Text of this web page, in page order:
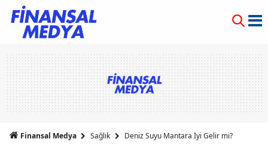
Finansal Medya Sağlık Deniz Suyu Mantara İyi Gelir mi?